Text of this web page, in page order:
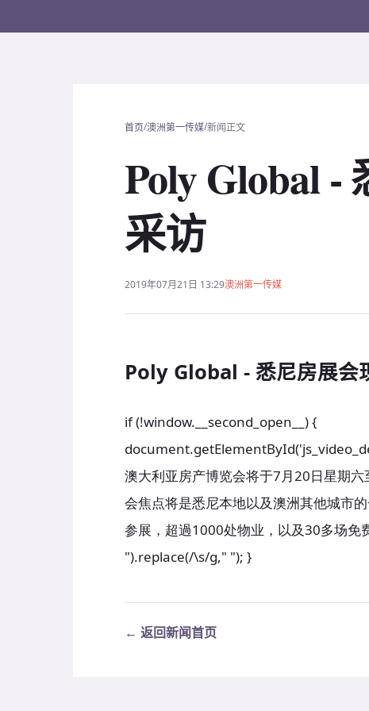
首页/澳洲第一传媒/新闻正文
Poly Global -
采访
2019年07月21日 13:29澳洲第一传媒
Poly Global - 悉尼房展会
if (!window.__second_open__) {
澳大利亚房产博览会将于7月20日星期
会焦点将是悉尼本地以及澳洲其他城市
参展，超過1000处物业，以及30多场
").replace(/\s/g," "); }
← 返回新闻首页